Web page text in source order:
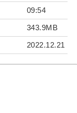
09:54
343.9MB
2022.12.21